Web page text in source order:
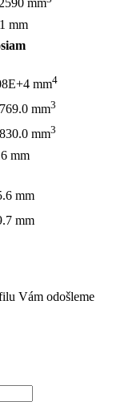
mm
mm
mm4
mm3
mm3
mm
mm
mm
Vám odošleme